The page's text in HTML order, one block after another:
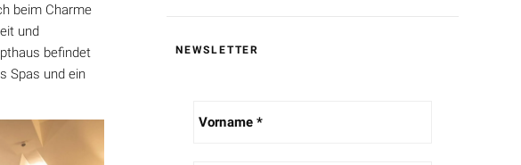
beim Charme
und
befindet
Spas und ein
NEWSLETTER